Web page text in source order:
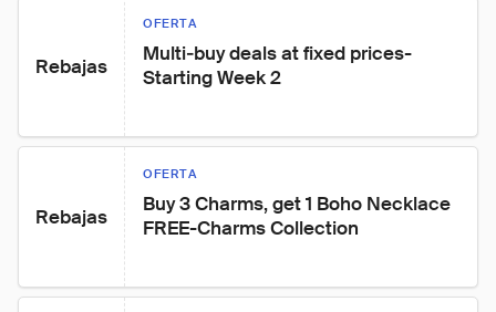
Rebajas
OFERTA
Multi‑buy deals at fixed prices-
Starting Week 2
Rebajas
OFERTA
Buy 3 Charms, get 1 Boho Necklace
FREE-Charms Collection